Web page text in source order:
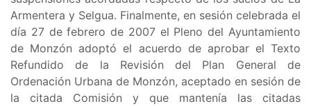
Armentera y Selgua. Finalmente, en sesión celebrada el
día 27 de febrero de 2007 el Pleno del Ayuntamiento
de Monzón adoptó el acuerdo de aprobar el Texto
Refundido de la Revisión del Plan General de
Ordenación Urbana de Monzón, aceptado en sesión de
la citada Comisión y que mantenía las citadas